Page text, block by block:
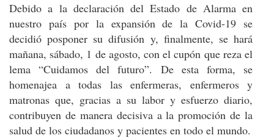
Debido a la declaración del Estado de Alarma en
nuestro país por la expansión de la Covid-19 se
decidió posponer su difusión y, finalmente, se hará
mañana, sábado, 1 de agosto, con el cupón que reza el
lema “Cuidamos del futuro”. De esta forma, se
homenajea a todas las enfermeras, enfermeros y
matronas que, gracias a su labor y esfuerzo diario,
contribuyen de manera decisiva a la promoción de la
salud de los ciudadanos y pacientes en todo el mundo.